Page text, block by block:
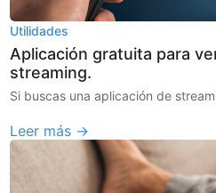
Utilidades
Aplicación gratuita para
streaming.
Si buscas una aplicación de
Leer más →